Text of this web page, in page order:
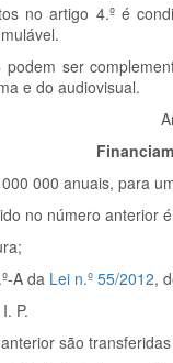
no artigo 4.º é
ser
e do audiovisual.
000 anuais, para
no número anterior
A da Lei n.º 55/2012,
P.
são